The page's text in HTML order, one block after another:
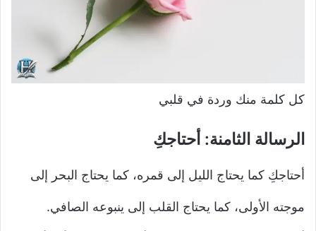
كل كلمة منك وردة في قلبي
الرسالة الثامنة: أحتاجكِ
أحتاجكِ كما يحتاج الليل إلى قمره، كما يحتاج البحر إلى
موجته الأولى، كما يحتاج القلب إلى ينبوعه الصافي.